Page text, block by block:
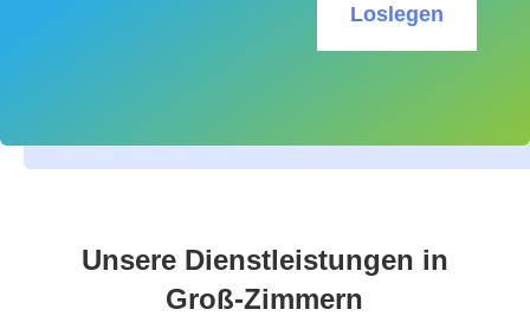
Loslegen
Unsere Dienstleistungen in
Groß-Zimmern